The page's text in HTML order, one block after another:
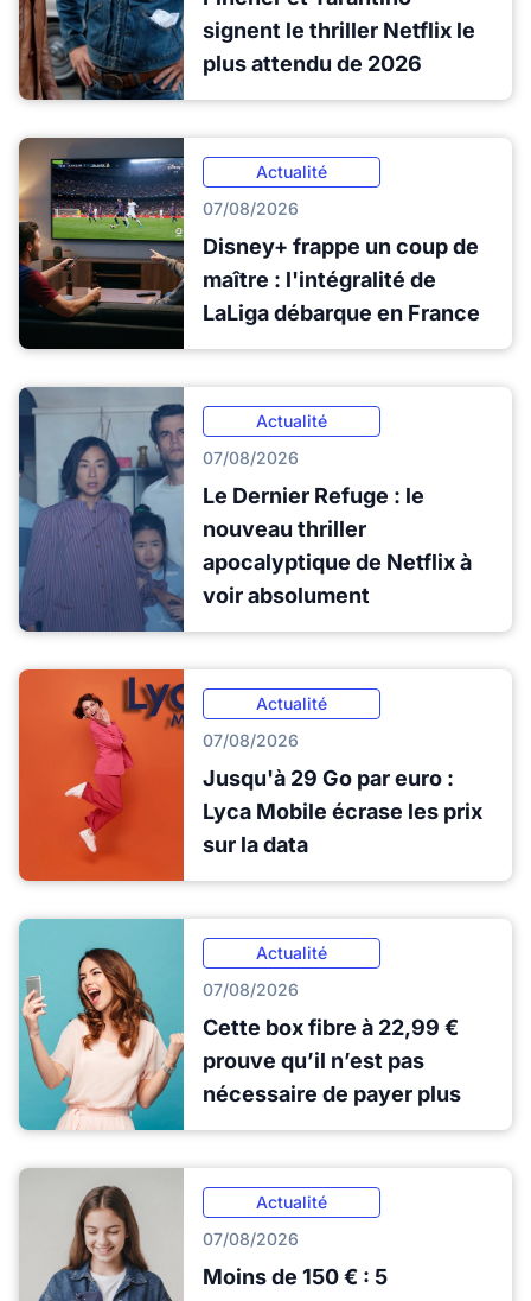
signent le thriller Netflix le
plus attendu de 2026
Actualité
07/08/2026
Disney+ frappe un coup de
maître : l'intégralité de
LaLiga débarque en France
Actualité
07/08/2026
Le Dernier Refuge : le
nouveau thriller
apocalyptique de Netflix à
voir absolument
Actualité
07/08/2026
Jusqu'à 29 Go par euro :
Lyca Mobile écrase les prix
sur la data
Actualité
07/08/2026
Cette box fibre à 22,99 €
prouve qu’il n’est pas
nécessaire de payer plus
Actualité
07/08/2026
Moins de 150 € : 5